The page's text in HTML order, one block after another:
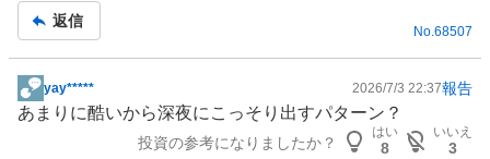
事
返信
No.68507
掲
示
yay***** 2026/7/3 22:37報告
あまりに酷いから深夜にこっそり出すパターン？
投資の参考になりましたか？
はい
8
いいえ
3